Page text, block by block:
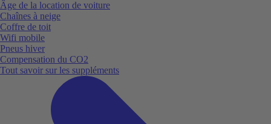
Âge de la location de voiture
Chaînes à neige
Coffre de toit
Wifi mobile
Pneus hiver
Compensation du CO2
Tout savoir sur les suppléments